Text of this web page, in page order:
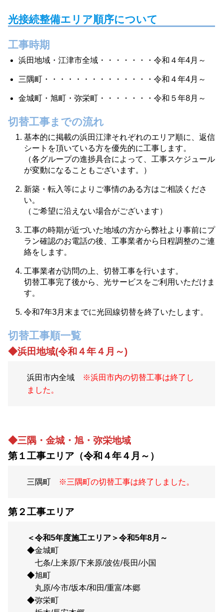
光接続整備エリア順序について
工事時期
浜田地域・江津市全域・・・・・・・令和４年4月～
三隅町・・・・・・・・・・・・・・令和４年4月～
金城町・旭町・弥栄町・・・・・・・令和５年8月～
切替工事までの流れ
基本的に掲載の浜田江津それぞれのエリア順に、返信
シートを頂いている方を優先的に工事します。
（各グループの進捗具合によって、工事スケジュール
が変動になることもございます。）
新築・転入等によりご事情のある方はご相談くださ
い。
（ご希望に沿えない場合がございます）
工事の時期が近づいた地域の方から弊社より事前にプ
ラン確認のお電話の後、工事業者から日程調整のご連
絡をします。
工事業者が訪問の上、切替工事を行います。
切替工事完了後から、光サービスをご利用いただけま
す。
令和7年3月末までに光回線切替を終了いたします。
切替工事順一覧
◆浜田地域(令和４年４月～)
浜田市内全域
※浜田市内の切替工事は終了し
ました。
◆三隅・金城・旭・弥栄地域
第１工事エリア（令和４年４月～）
三隅町 ※三隅町の切替工事は終了しました。
第２工事エリア
＜令和5年度施工エリア＞令和5年8月～
◆金城町
七条/上来原/下来原/波佐/長田/小国
◆旭町
丸原/今市/坂本/和田/重富/本郷
◆弥栄町